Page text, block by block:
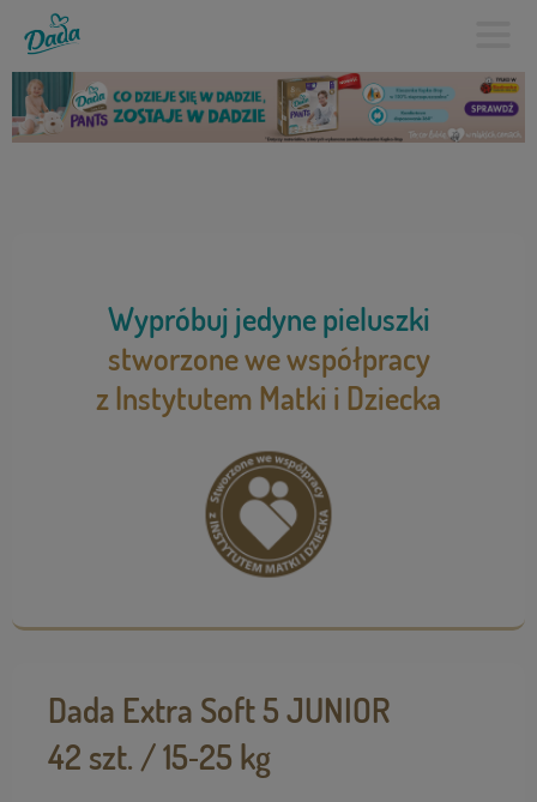
Wypróbuj jedyne pieluszki
stworzone we współpracy
z Instytutem Matki i Dziecka
Dada Extra Soft 5 JUNIOR
42 szt. / 15‑25 kg